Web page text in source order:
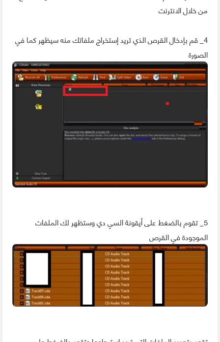
من خلال الانترنت
4_ قم بإدخال القرص الذي تريد إستخراج ملفاتك منه سيظهر كما في
الصورة
5_ تقوم بالضغط على أيقونة السي دي وستظهر لك الملفات
الموجودة في القرص